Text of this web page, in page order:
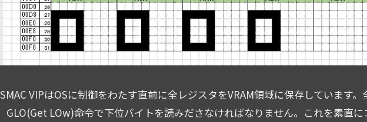
VIPはOSに制御をわたす直前に全レジスタをVRAM領域に保存しています
GLO(Get LOw)命令で下位バイトを読みださなければなりません。これを素直に